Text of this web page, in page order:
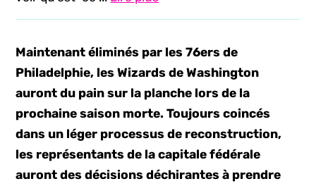
Maintenant éliminés par les 76ers de
Philadelphie, les Wizards de Washington
auront du pain sur la planche lors de la
prochaine saison morte. Toujours coincés
dans un léger processus de reconstruction,
les représentants de la capitale fédérale
auront des décisions déchirantes à prendre